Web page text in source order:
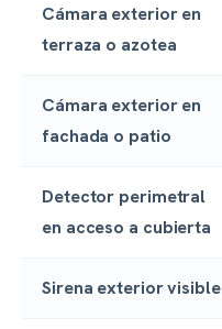
Cámara exterior en
terraza o azotea
Cámara exterior en
fachada o patio
Detector perimetral
en acceso a cubierta
Sirena exterior visible